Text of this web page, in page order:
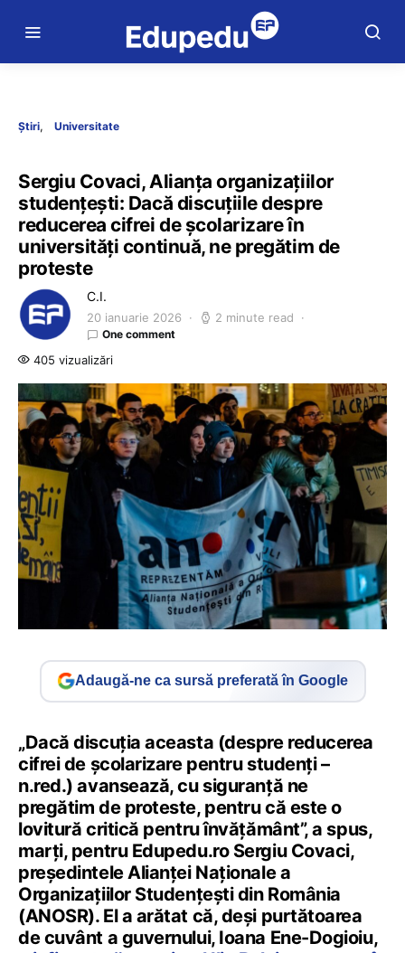
Știri Universitate
Sergiu Covaci, Alianța organizațiilor
studențești: Dacă discuțiile despre
reducerea cifrei de școlarizare în
universități continuă, ne pregătim de
proteste
C.I.
20 ianuarie 2026 2 minute read
One comment
405 vizualizări
Adaugă-ne ca sursă preferată în Google
„Dacă discuția aceasta (despre reducerea
cifrei de școlarizare pentru studenți –
n.red.) avansează, cu siguranță ne
pregătim de proteste, pentru că este o
lovitură critică pentru învățământ”, a spus,
marți, pentru Edupedu.ro Sergiu Covaci,
președintele Alianței Naționale a
Organizațiilor Studențești din România
(ANOSR). El a arătat că, deși purtătoarea
de cuvânt a guvernului, Ioana Ene-Dogioiu,